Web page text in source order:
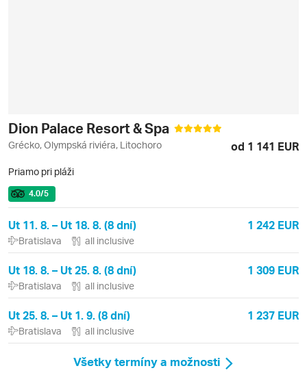
Dion Palace Resort & Spa
Grécko, Olympská riviéra, Litochoro od 1 141 EUR
Priamo pri pláži
4.0/5
Ut 11. 8. – Ut 18. 8. (8 dní) 1 242 EUR
Bratislava all inclusive
Ut 18. 8. – Ut 25. 8. (8 dní) 1 309 EUR
Bratislava all inclusive
Ut 25. 8. – Ut 1. 9. (8 dní) 1 237 EUR
Bratislava all inclusive
Všetky termíny a možnosti